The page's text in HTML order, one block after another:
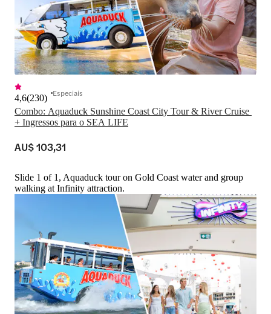
Combo: Aquaduck Sunshine Coast City Tour & River Cruise
+ Ingressos para o SEA LIFE
4,6(230) Especiais
AU$ 103,31
Slide 1 of 1, Aquaduck tour on Gold Coast water and group
walking at Infinity attraction.